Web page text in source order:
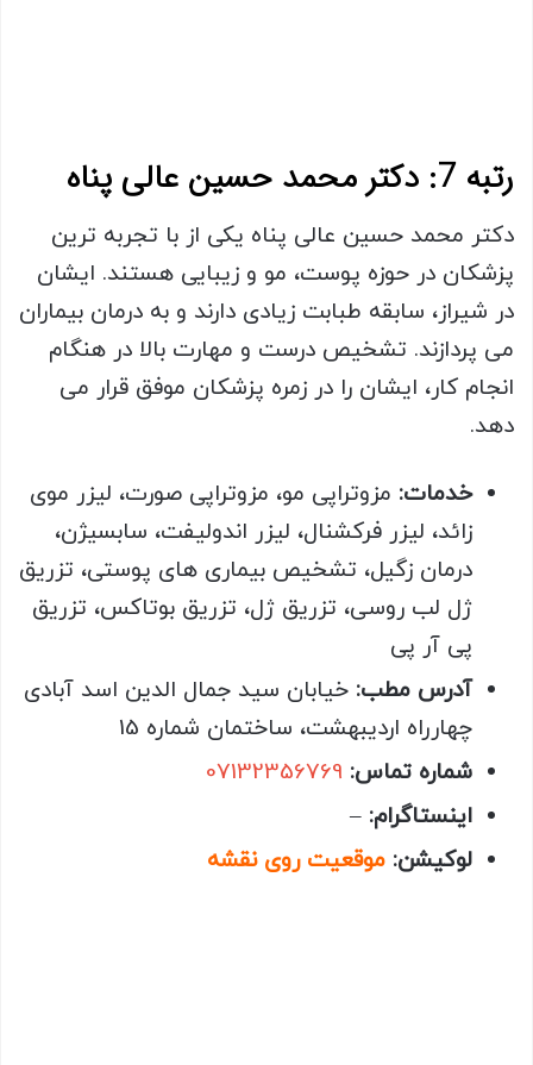
رتبه 7: دکتر محمد حسین عالی پناه
دکتر محمد حسین عالی پناه یکی از با تجربه ترین
پزشکان در حوزه پوست، مو و زیبایی هستند. ایشان
در شیراز، سابقه طبابت زیادی دارند و به درمان بیماران
می پردازند. تشخیص درست و مهارت بالا در هنگام
انجام کار، ایشان را در زمره پزشکان موفق قرار می
دهد.
خدمات: مزوتراپی مو، مزوتراپی صورت، لیزر موی
زائد، لیزر فرکشنال، لیزر اندولیفت، سابسیژن،
درمان زگیل، تشخیص بیماری های پوستی، تزریق
ژل لب روسی، تزریق ژل، تزریق بوتاکس، تزریق
پی آر پی
آدرس مطب: خیابان سید جمال الدین اسد آبادی
چهارراه اردیبهشت، ساختمان شماره 15
شماره تماس:
اینستاگرام: –
لوکیشن: موقعیت روی نقشه